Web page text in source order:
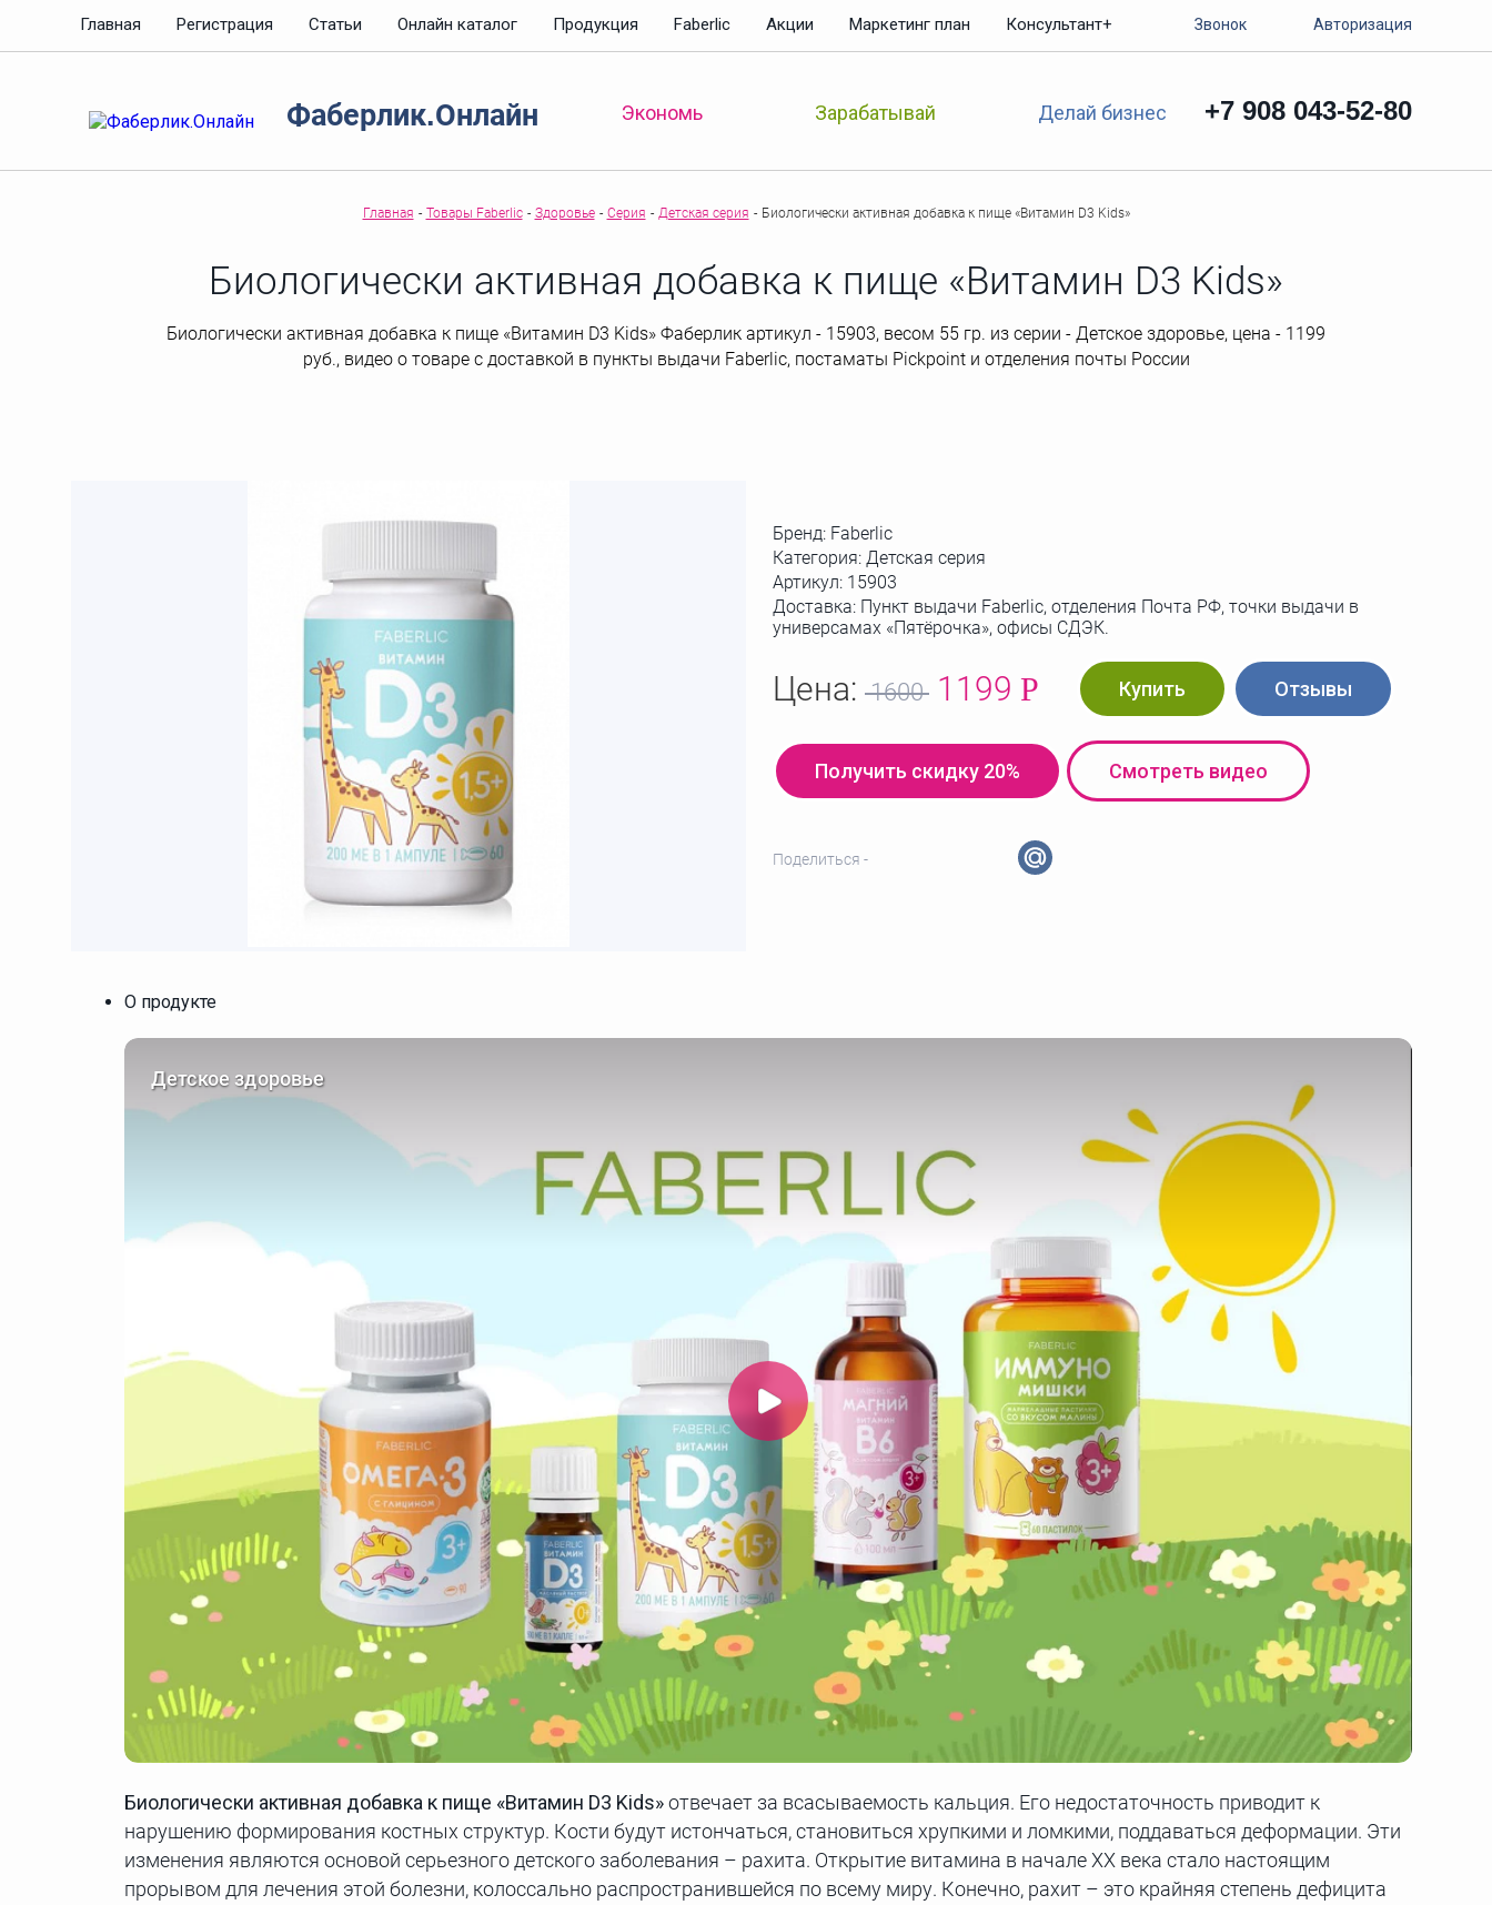
Главная Регистрация Статьи Онлайн каталог Продукция Faberlic Акции Маркетинг план Консультант+ Звонок Авторизация
Фаберлик.Онлайн Экономь Зарабатывай Делай бизнес +7 908 043-52-80
Главная - Товары Faberlic - Здоровье - Серия - Детская серия - Биологически активная добавка к пище «Витамин D3 Kids»
Биологически активная добавка к пище «Витамин D3 Kids»
Биологически активная добавка к пище «Витамин D3 Kids» Фаберлик артикул - 15903, весом 55 гр. из серии - Детское здоровье, цена - 1199
руб., видео о товаре с доставкой в пункты выдачи Faberlic, постаматы Рickpoint и отделения почты России
Бренд: Faberlic
Категория: Детская серия
Артикул: 15903
Доставка: Пункт выдачи Faberlic, отделения Почта РФ, точки выдачи в
универсамах «Пятёрочка», офисы СДЭК.
Цена: 1600 1199 Р Купить Отзывы
Получить скидку 20% Cмотреть видео
Поделиться -
О продукте
Биологически активная добавка к пище «Витамин D3 Kids»отвечает за всасываемость кальция. Его недостаточность приводит к
нарушению формирования костных структур. Кости будут истончаться, становиться хрупкими и ломкими, поддаваться деформации. Эти
изменения являются основой серьезного детского заболевания – рахита. Открытие витамина в начале XX века стало настоящим
прорывом для лечения этой болезни, колоссально распространившейся по всему миру. Конечно, рахит – это крайняя степень дефицита